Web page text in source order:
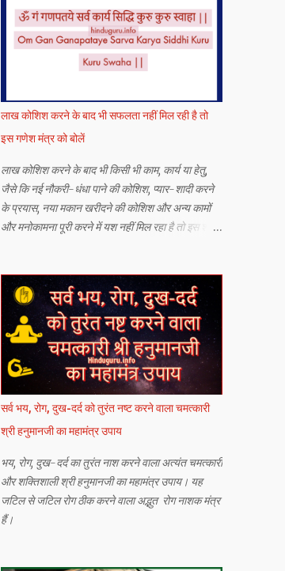
लाख कोशिश करने के बाद भी सफलता नहीं मिल रही है तो
इस गणेश मंत्र को बोलें
लाख कोशिश करने के बाद भी किसी भी काम, कार्य या हेतु,
जैसे कि नई नौकरी-धंधा पाने की कोशिश, प्यार-शादी करने
के प्रयास, नया मकान खरीदने की कोशिश और अन्य कामों
और मनोकामना पूरी करने में यश नहीं मिल रहा है तो इस श्री
सर्व भय, रोग, दुख-दर्द को तुरंत नष्ट करने वाला चमत्कारी
श्री हनुमानजी का महामंत्र उपाय
भय, रोग, दुख-दर्द का तुरंत नाश करने वाला अत्यंत चमत्कारी
और शक्तिशाली श्री हनुमानजी का महामंत्र उपाय। यह
जटिल से जटिल रोग ठीक करने वाला अद्भुत रोग नाशक मंत्र
हैं।